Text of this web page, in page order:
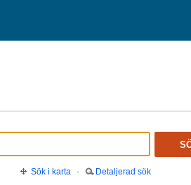
Sök i karta · Detaljerad sök